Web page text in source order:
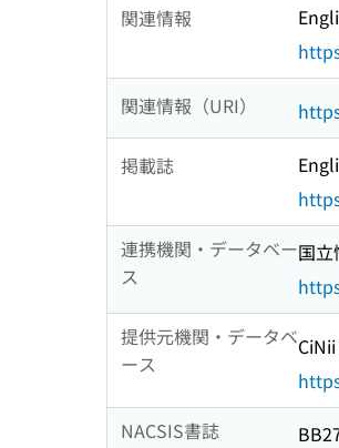
関連情報
関連情報（URI）
掲載誌
連携機関・データベー
ス
国
提供元機関・データベ
ース
NACSIS書誌